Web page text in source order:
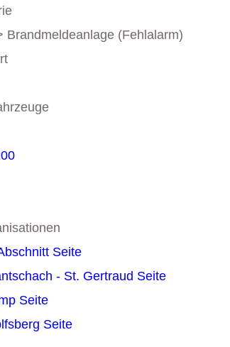
Brandmeldeanlage (Fehlalarm)
Seite
- St. Gertraud Seite
Seite
Seite